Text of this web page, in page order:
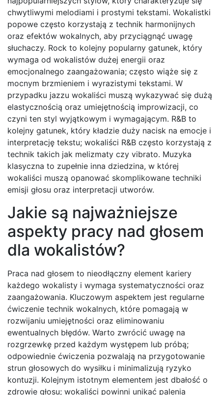
chwytliwymi melodiami i prostymi tekstami. Wokalistki
popowe często korzystają z technik harmonijnych
oraz efektów wokalnych, aby przyciągnąć uwagę
słuchaczy. Rock to kolejny popularny gatunek, który
wymaga od wokalistów dużej energii oraz
emocjonalnego zaangażowania; często wiąże się z
mocnym brzmieniem i wyrazistymi tekstami. W
przypadku jazzu wokaliści muszą wykazywać się dużą
elastycznością oraz umiejętnością improwizacji, co
czyni ten styl wyjątkowym i wymagającym. R&B to
kolejny gatunek, który kładzie duży nacisk na emocje i
interpretację tekstu; wokaliści R&B często korzystają z
technik takich jak melizmaty czy vibrato. Muzyka
klasyczna to zupełnie inna dziedzina, w której
wokaliści muszą opanować skomplikowane techniki
emisji głosu oraz interpretacji utworów.
Jakie są najważniejsze
aspekty pracy nad głosem
dla wokalistów?
Praca nad głosem to nieodłączny element kariery
każdego wokalisty i wymaga systematyczności oraz
zaangażowania. Kluczowym aspektem jest regularne
ćwiczenie technik wokalnych, które pomagają w
rozwijaniu umiejętności oraz eliminowaniu
ewentualnych błędów. Warto zwrócić uwagę na
rozgrzewkę przed każdym występem lub próbą;
odpowiednie ćwiczenia pozwalają na przygotowanie
strun głosowych do wysiłku i minimalizują ryzyko
kontuzji. Kolejnym istotnym elementem jest dbałość o
zdrowie głosu; wokaliści powinni unikać palenia